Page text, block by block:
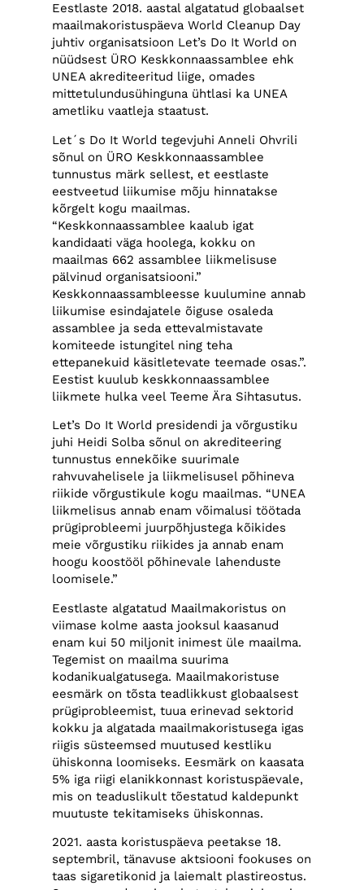
Eestlaste 2018. aastal algatatud globaalset
maailmakoristuspäeva World Cleanup Day
juhtiv organisatsioon Let’s Do It World on
nüüdsest ÜRO Keskkonnaassamblee ehk
UNEA akrediteeritud liige, omades
mittetulundusühinguna ühtlasi ka UNEA
ametliku vaatleja staatust.
Let´s Do It World tegevjuhi Anneli Ohvrili
sõnul on ÜRO Keskkonnaassamblee
tunnustus märk sellest, et eestlaste
eestveetud liikumise mõju hinnatakse
kõrgelt kogu maailmas.
“Keskkonnaassamblee kaalub igat
kandidaati väga hoolega, kokku on
maailmas 662 assamblee liikmelisuse
pälvinud organisatsiooni.”
Keskkonnaassambleesse kuulumine annab
liikumise esindajatele õiguse osaleda
assamblee ja seda ettevalmistavate
komiteede istungitel ning teha
ettepanekuid käsitletevate teemade osas.”.
Eestist kuulub keskkonnaassamblee
liikmete hulka veel Teeme Ära Sihtasutus.
Let’s Do It World presidendi ja võrgustiku
juhi Heidi Solba sõnul on akrediteering
tunnustus ennekõike suurimale
rahvuvahelisele ja liikmelisusel põhineva
riikide võrgustikule kogu maailmas. “UNEA
liikmelisus annab enam võimalusi töötada
prügiprobleemi juurpõhjustega kõikides
meie võrgustiku riikides ja annab enam
hoogu koostööl põhinevale lahenduste
loomisele.”
Eestlaste algatatud Maailmakoristus on
viimase kolme aasta jooksul kaasanud
enam kui 50 miljonit inimest üle maailma.
Tegemist on maailma suurima
kodanikualgatusega. Maailmakoristuse
eesmärk on tõsta teadlikkust globaalsest
prügiprobleemist, tuua erinevad sektorid
kokku ja algatada maailmakoristusega igas
riigis süsteemsed muutused kestliku
ühiskonna loomiseks. Eesmärk on kaasata
5% iga riigi elanikkonnast koristuspäevale,
mis on teaduslikult tõestatud kaldepunkt
muutuste tekitamiseks ühiskonnas.
2021. aasta koristuspäeva peetakse 18.
septembril, tänavuse aktsiooni fookuses on
taas sigaretikonid ja laiemalt plastireostus.